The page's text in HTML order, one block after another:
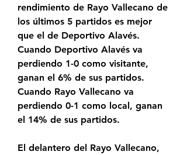
rendimiento de Rayo Vallecano de
los últimos 5 partidos es mejor
que el de Deportivo Alavés.
Cuando Deportivo Alavés va
perdiendo 1-0 como visitante,
ganan el 6% de sus partidos.
Cuando Rayo Vallecano va
perdiendo 0-1 como local, ganan
el 14% de sus partidos.
El delantero del Rayo Vallecano,